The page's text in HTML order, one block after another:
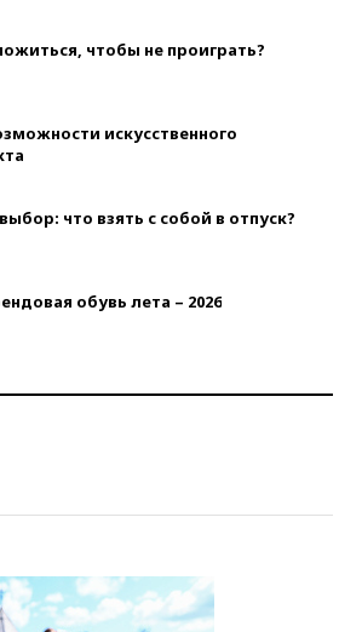
чтобы не проиграть?
искусственного
что взять с собой в отпуск?
обувь лета – 2026